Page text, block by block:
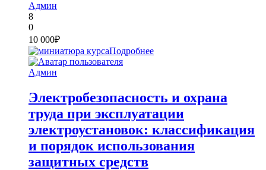
Админ
8
0
10 000₽
Подробнее
Админ
Электробезопасность и охрана
труда при эксплуатации
электроустановок: классификация
и порядок использования
защитных средств